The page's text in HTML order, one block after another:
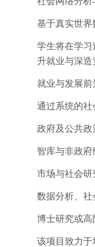
基于真实世
学生将在学
升就业与深造
就业与发展前
通过系统的社
政府及公共政
智库与非政府
市场与社会研
数据分析、
博士研究或
该项目致力于